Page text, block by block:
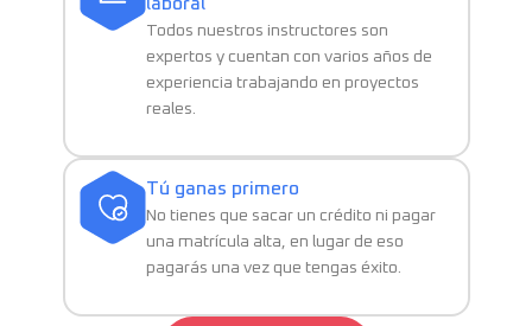
Todos nuestros instructores son
expertos y cuentan con varios años de
experiencia trabajando en proyectos
reales.
Tú ganas primero
No tienes que sacar un crédito ni pagar
una matrícula alta, en lugar de eso
pagarás una vez que tengas éxito.